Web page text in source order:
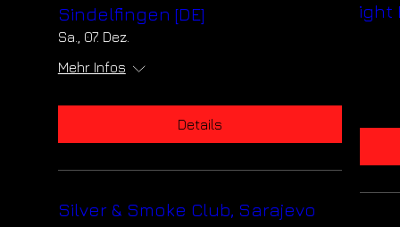
[Public Event] La Vista Night
Details
Sindelfingen [DE]
Sa., 07. Dez.
Mehr Infos
Details
Silver & Smoke Club, Sarajevo